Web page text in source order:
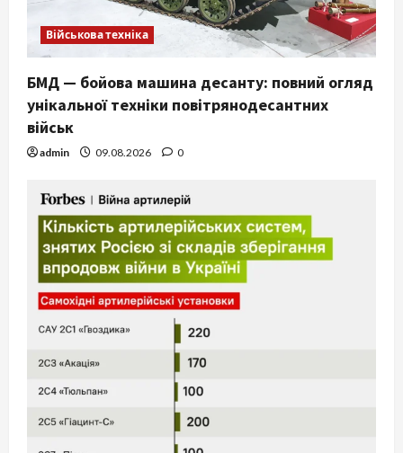
Військова техніка
БМД — бойова машина десанту: повний огляд
унікальної техніки повітрянодесантних
військ
admin 09.08.2026 0